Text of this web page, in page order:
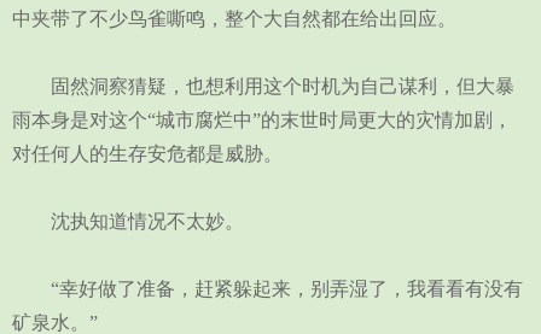
中夹带了不少鸟雀嘶鸣，整个大自然都在给出回应。
固然洞察猜疑，也想利用这个时机为自己谋利，但大暴
雨本身是对这个“城市腐烂中”的末世时局更大的灾情加剧，
对任何人的生存安危都是威胁。
沈执知道情况不太妙。
“幸好做了准备，赶紧躲起来，别弄湿了，我看看有没有
矿泉水。”